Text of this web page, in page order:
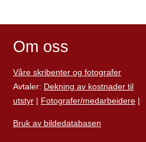
Om oss
Våre skribenter og fotografer
Avtaler: Dekning av kostnader til
utstyr| Fotografer/medarbeidere|
Bruk av bildedatabasen